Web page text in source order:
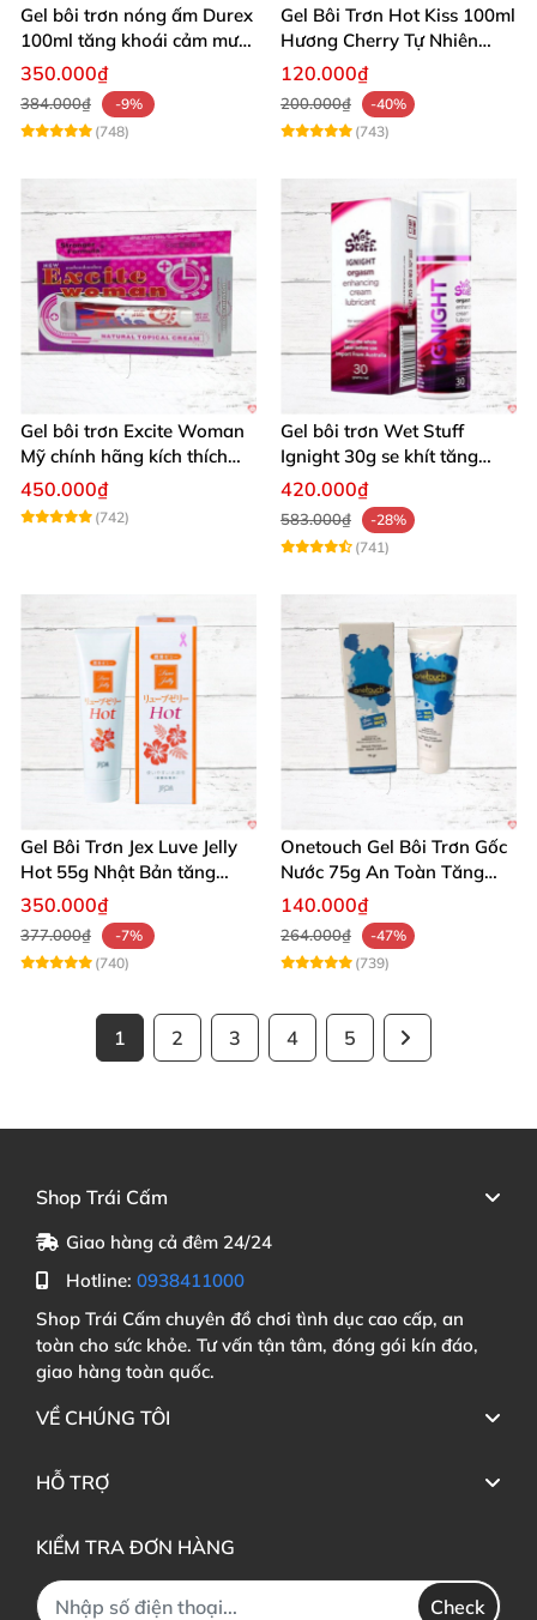
Gel bôi trơn nóng ấm Durex
100ml tăng khoái cảm mượt
mà
350.000₫
384.000₫
-9%
(748)
Gel Bôi Trơn Hot Kiss 100ml
Hương Cherry Tự Nhiên
Mượt Mà
120.000₫
200.000₫
-40%
(743)
Gel bôi trơn Excite Woman
Mỹ chính hãng kích thích
khoái cảm nữ
450.000₫
(742)
Gel bôi trơn Wet Stuff
Ignight 30g se khít tăng
khoái cảm nữ hiệu quả
420.000₫
583.000₫
-28%
(741)
Gel Bôi Trơn Jex Luve Jelly
Hot 55g Nhật Bản tăng
khoái cảm nữ dễ sử dụng
350.000₫
377.000₫
-7%
(740)
Onetouch Gel Bôi Trơn Gốc
Nước 75g An Toàn Tăng
Khoái Cảm
140.000₫
264.000₫
-47%
(739)
1 2 3 4 5
Shop Trái Cấm
Giao hàng cả đêm 24/24
Hotline: 0938411000
Shop Trái Cấm chuyên đồ chơi tình dục cao cấp, an
toàn cho sức khỏe. Tư vấn tận tâm, đóng gói kín đáo,
giao hàng toàn quốc.
VỀ CHÚNG TÔI
HỖ TRỢ
KIỂM TRA ĐƠN HÀNG
Check